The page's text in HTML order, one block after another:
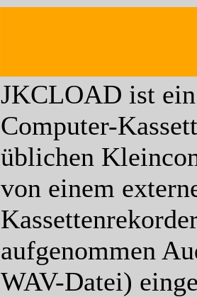
JKCLOAD ist
Computer-
üblichen
von einem
aufgenommen
WAV-Datei)